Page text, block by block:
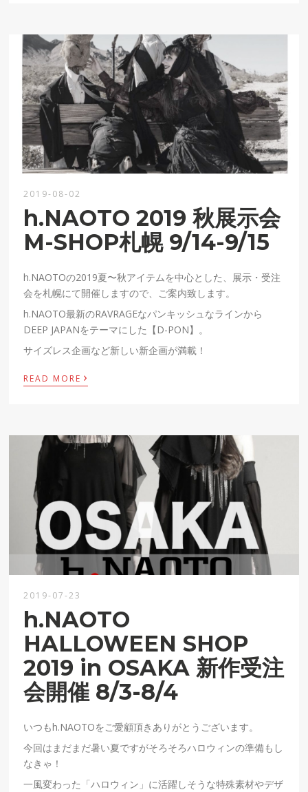
2019-08-02
h.NAOTO 2019 秋展示会
M-SHOP札幌 9/14-9/15
h.NAOTOの2019夏〜秋アイテムを中心とした、展示・受注
会を札幌にて開催しますので、ご案内致します。
h.NAOTO最新のRAVRAGEなパンキッシュなラインから
DEEP JAPANをテーマにした【D-PON】。
サイズレス企画など新しい新企画が満載！
READ MORE ›
2019-07-23
h.NAOTO
HALLOWEEN SHOP
2019 in OSAKA 新作受注
会開催 8/3-8/4
いつもh.NAOTOをご愛顧頂きありがとうございます。
今回はまだまだ暑い夏ですがそろそろハロウィンの準備もし
なきゃ！
一風変わった「ハロウィン」に活躍しそうな特殊素材やデザ